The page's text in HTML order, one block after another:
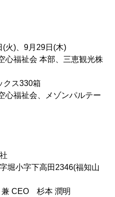
火)、9月29日(木)
心福祉会 本部、三恵観光株
クス330箱
心福祉会、メゾンパルテー
堀小字下高田2346(福知山
CEO 杉本 潤明